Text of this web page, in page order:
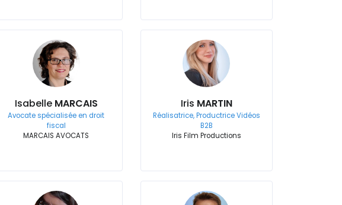
Isabelle MARCAIS
Avocate spécialisée en droit
fiscal
MARCAIS AVOCATS
Iris MARTIN
Réalisatrice, Productrice Vidéos
B2B
Iris Film Productions